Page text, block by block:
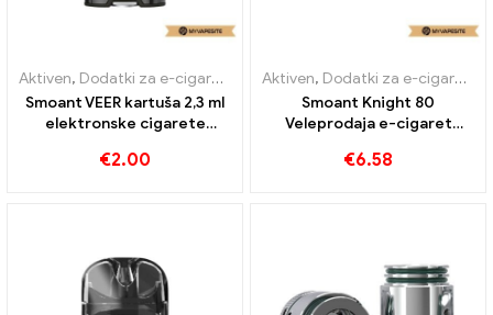
Aktiven, Dodatki za e-cigarete
Uparjalnik
Smoant VEER kartuša 2,3 ml
elektronske cigarete
€2.00
Aktiven, Dodatki za e-cigarete
Smoant Knight 80
Veleprodaja e-cigaret
meri
€6.58